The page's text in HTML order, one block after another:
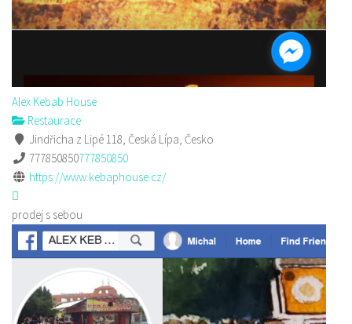
Alex Kebab House
Restaurace
Jindřicha z Lipé 118, Česká Lípa, Česko
777850850777850850
https://www.kebaphouse.cz/
prodej s sebou